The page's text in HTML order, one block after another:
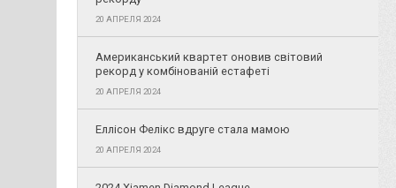
20 АПРЕЛЯ 2024
Американський квартет оновив світовий
рекорд у комбінованій естафеті
20 АПРЕЛЯ 2024
Еллісон Фелікс вдруге стала мамою
20 АПРЕЛЯ 2024